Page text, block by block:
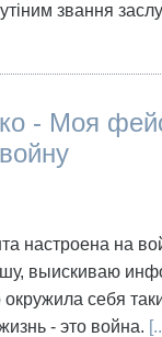
звання
- Моя
настроена на
выискиваю
окружила себя
- это война.